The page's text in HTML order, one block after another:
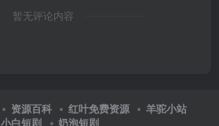
暂无评论内容
资源百科 红叶免费资源
羊驼小站
小白短剧
奶泡短剧